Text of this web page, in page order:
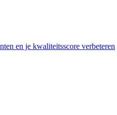
en je kwaliteitsscore verbeteren